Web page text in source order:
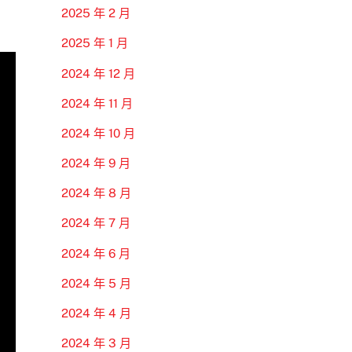
2025 年 2 月
2025 年 1 月
2024 年 12 月
2024 年 11 月
2024 年 10 月
2024 年 9 月
2024 年 8 月
2024 年 7 月
2024 年 6 月
2024 年 5 月
2024 年 4 月
2024 年 3 月